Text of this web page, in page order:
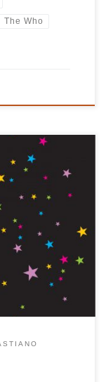
The Who
l’ormai
da
masterizzata su
per quelli
su Mixcloud, […]